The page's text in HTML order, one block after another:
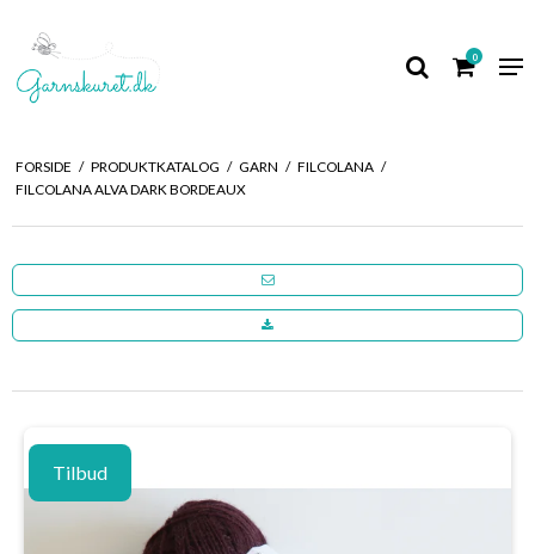
0
FORSIDE / PRODUKTKATALOG / GARN / FILCOLANA /
FILCOLANA ALVA DARK BORDEAUX
Tilbud